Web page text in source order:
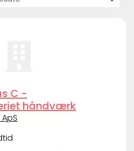
C -
håndværk